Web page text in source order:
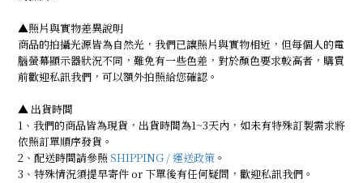
▲照片與實物差異說明
商品的拍攝光源皆為自然光，我們已讓照片與實物相近，但每個人的電
腦螢幕顯示器狀況不同，難免有一些色差，對於顏色要求較高者，購買
前歡迎私訊我們，可以額外拍照給您確認。
▲ 出貨時間
1、我們的商品皆為現貨，出貨時間為1~3天內，如未有特殊訂製需求將
依照訂單順序發貨。
2、配送時間請參照 SHIPPING / 運送政策 。
3、特殊情況須提早寄件 or 下單後有任何疑問，歡迎私訊我們。